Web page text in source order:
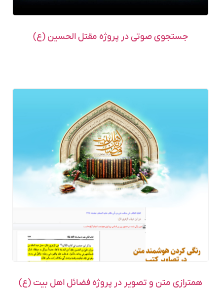
جستجوی صوتی در پروژه مقتل الحسین (ع)
همترازی متن و تصویر در پروژه فضائل اهل بیت (ع)